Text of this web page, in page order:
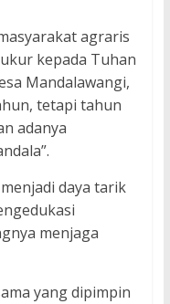
agraris
kepada Tuhan
Mandalawangi,
tetapi tahun
adanya
daya tarik
menjaga
yang dipimpin